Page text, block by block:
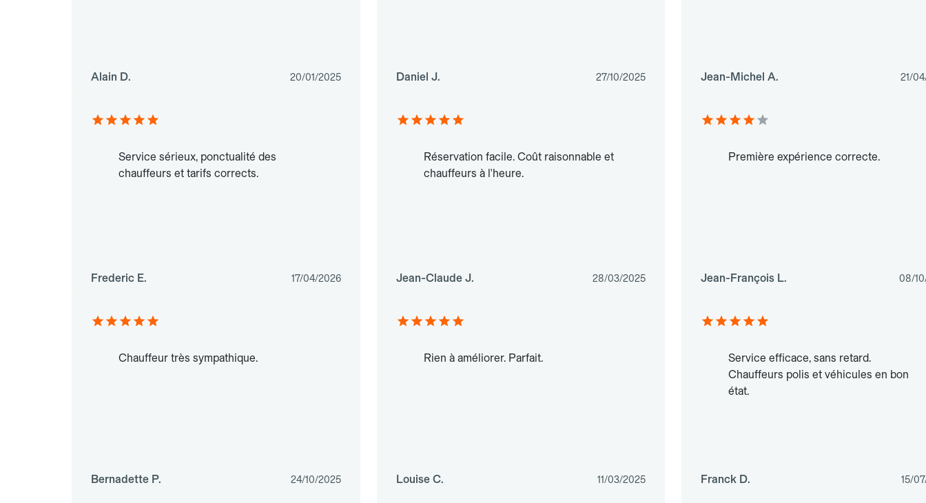
Alain D. 20/01/2025 Daniel J. 27/10/2025 Jean-Michel A. 21/
Service sérieux, ponctualité des
chauffeurs et tarifs corrects.
Frederic E. 17/04/2026
Réservation facile. Coût raisonnable et
chauffeurs à l'heure.
Jean-Claude J. 28/03/2025
Première expérience correcte.
Jean-François L. 08/
Chauffeur très sympathique.
Bernadette P. 24/10/2025
Rien à améliorer. Parfait.
Louise C. 11/03/2025
Service efficace, sans retard.
Chauffeurs polis et véhicules en bon
état.
Franck D. 15/